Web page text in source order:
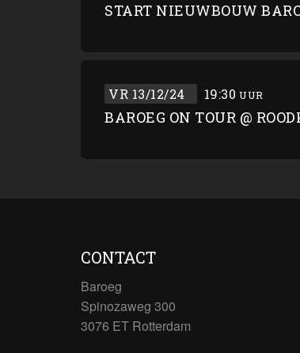
START NIEUWBOUW
VR 13/12/24 19:30 UUR
BAROEG ON TOUR @
CONTACT
Baroeg
Spinozaweg 300
3076 ET Rotterdam